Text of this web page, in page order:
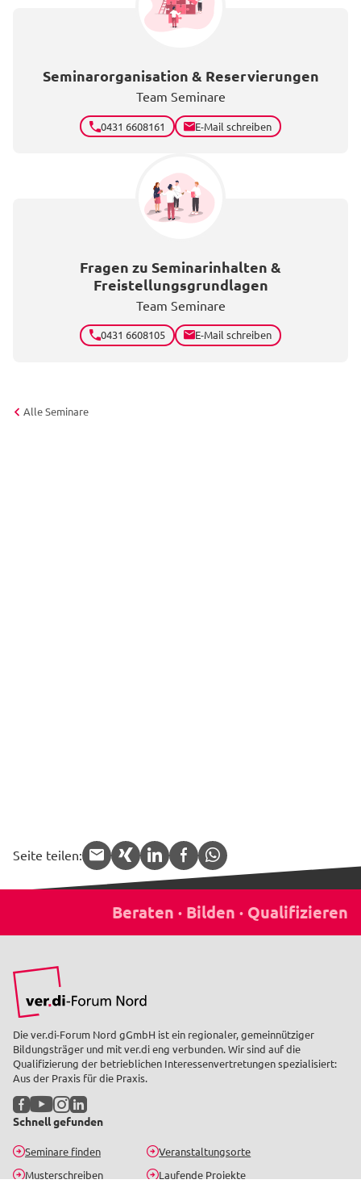
Seminarorganisation & Reservierungen
Team Seminare
0431 6608161 E-Mail schreiben
Fragen zu Seminarinhalten &
Freistellungsgrundlagen
Team Seminare
0431 6608105 E-Mail schreiben
Alle Seminare
Seite teilen:
APP.share.target.mail
APP.share.target.xing
Die ver.di-Forum Nord gGmbH ist ein regionaler, gemeinnütziger
Bildungsträger und mit ver.di eng verbunden. Wir sind auf die
Qualifizierung der betrieblichen Interessenvertretungen spezialisiert:
Aus der Praxis für die Praxis.
Facebook
YouTubeInstagram
LinkedIn
Schnell gefunden
Seminare finden
Musterschreiben
Veranstaltungsorte
Laufende Projekte